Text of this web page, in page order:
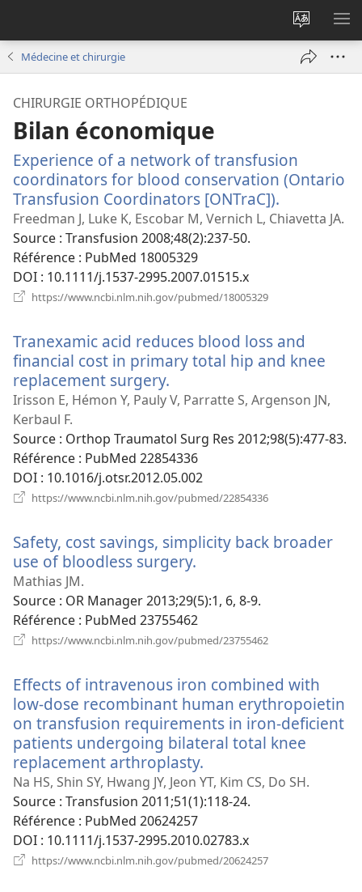
Changer
la
langue
Médecine et chirurgie
CHIRURGIE ORTHOPÉDIQUE
Bilan économique
Experience of a network of transfusion
coordinators for blood conservation (Ontario
Transfusion Coordinators [ONTraC]).
une
Freedman J, Luke K, Escobar M, Vernich L, Chiavetta JA.
Source ‎: Transfusion 2008;48(2):237-50.
Référence ‎: PubMed 18005329
DOI ‎: 10.1111/j.1537-2995.2007.01515.x
https://www.ncbi.nlm.nih.gov/pubmed/18005329
fenêtre)
Tranexamic acid reduces blood loss and
financial cost in primary total hip and knee
replacement surgery.
une
fenêtre)
Irisson E, Hémon Y, Pauly V, Parratte S, Argenson JN,
Kerbaul F.
Source ‎: Orthop Traumatol Surg Res 2012;98(5):477-83.
Référence ‎: PubMed 22854336
DOI ‎: 10.1016/j.otsr.2012.05.002
https://www.ncbi.nlm.nih.gov/pubmed/22854336
fenêtre)
Safety, cost savings, simplicity back broader
use of bloodless surgery.
nouvelle
fenêtre)
Mathias JM.
Source ‎: OR Manager 2013;29(5):1, 6, 8-9.
Référence ‎: PubMed 23755462
https://www.ncbi.nlm.nih.gov/pubmed/23755462
fenêtre)
Effects of intravenous iron combined with
low-dose recombinant human erythropoietin
on transfusion requirements in iron-deficient
patients undergoing bilateral total knee
replacement arthroplasty.
une
nouvelle
Na HS, Shin SY, Hwang JY, Jeon YT, Kim CS, Do SH.
Source ‎: Transfusion 2011;51(1):118-24.
Référence ‎: PubMed 20624257
DOI ‎: 10.1111/j.1537-2995.2010.02783.x
https://www.ncbi.nlm.nih.gov/pubmed/20624257